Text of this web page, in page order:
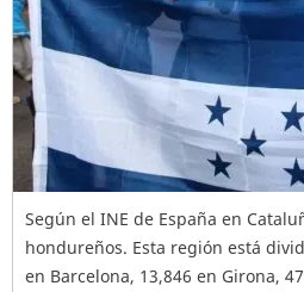
Según el INE de España en
hondureños. Esta región está
en Barcelona, 13,846 en Girona,